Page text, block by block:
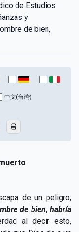
de Estudios
y
de bien,
中文(台灣)
de un peligro,
de bien, habría
al decir esto,